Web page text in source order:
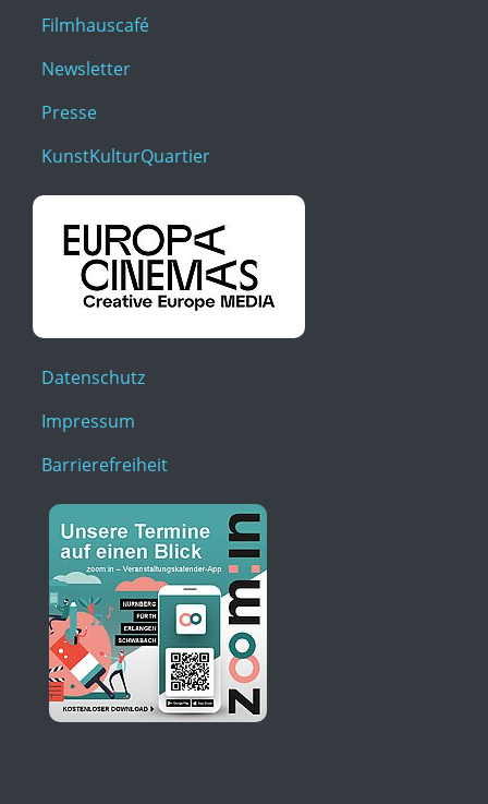
Filmhauscafé
Newsletter
Presse
KunstKulturQuartier
Datenschutz
Impressum
Barrierefreiheit